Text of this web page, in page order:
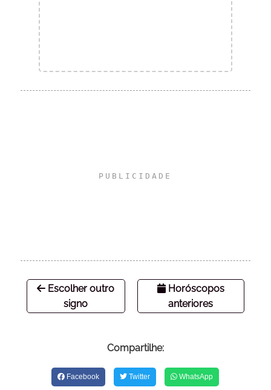
Escolher outro
signo
Horóscopos
anteriores
Compartilhe:
Facebook Twitter WhatsApp